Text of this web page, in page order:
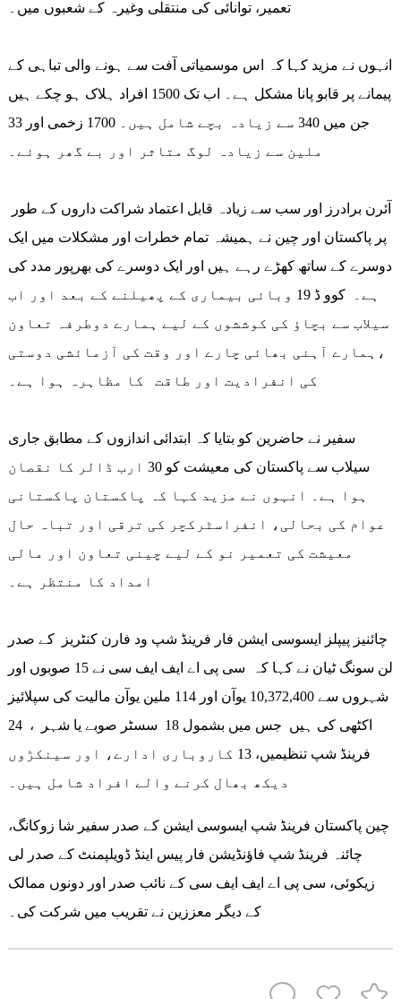
تعمیر، توانائی کی منتقلی وغیرہ کے شعبوں میں۔
انہوں نے مزید کہا کہ اس موسمیاتی آفت سے ہونے والی تباہی کے
پیمانے پر قابو پانا مشکل ہے۔ اب تک 1500 افراد ہلاک ہو چکے ہیں
جن میں 340 سے زیادہ بچے شامل ہیں۔ 1700 زخمی اور 33
ملین سے زیادہ لوگ متاثر اور بے گھر ہوئے۔
پر پاکستان اور چین نے ہمیشہ تمام خطرات اور مشکلات میں ایک
دوسرے کے ساتھ کھڑے رہے ہیں اور ایک دوسرے کی بھرپور مدد کی
ہے۔ کوو ڈ 19 وبائی بیماری کے پھیلنے کے بعد اور اب
سیلاب سے بچاؤ کی کوششوں کے لیے ہمارے دوطرفہ تعاون
،ہمارے آہنی بھائی چارے اور وقت کی آزمائشی دوستی
سفیر نے حاضرین کو بتایا کہ ابتدائی اندازوں کے مطابق جاری
سیلاب سے پاکستان کی معیشت کو 30 ارب ڈالر کا نقصان
ہوا ہے۔ انہوں نے مزید کہا کہ پاکستان پاکستانی
عوام کی بحالی، انفراسٹرکچر کی ترقی اور تباہ حال
معیشت کی تعمیر نو کے لیے چینی تعاون اور مالی
امداد کا منتظر ہے۔
چائنیز پیپلز ایسوسی ایشن فار فرینڈ شپ ود فارن کنٹریز کے صدر
لن سونگ ٹیان نے کہا کہ سی پی اے ایف ایف سی نے 15 صوبوں اور
شہروں سے 10,372,400 یوآن اور 114 ملین یوآن مالیت کی سپلائیز
اکٹھی کی ہیں جس میں بشمول 18 سسٹر صوبے یا شہر ، 24
فرینڈ شپ تنظیمیں، 13 کاروباری ادارے، اور سینکڑوں
دیکھ بھال کرنے والے افراد شامل ہیں۔
چین پاکستان فرینڈ شپ ایسوسی ایشن کے صدر سفیر شا زوکانگ،
چائنہ فرینڈ شپ فاؤنڈیشن فار پیس اینڈ ڈویلپمنٹ کے صدر لی
زیکوئی، سی پی اے ایف ایف سی کے نائب صدر اور دونوں ممالک
کے دیگر معززین نے تقریب میں شرکت کی۔